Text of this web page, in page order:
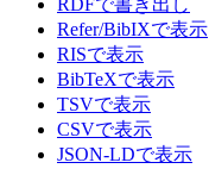
RDFで書き出し
Refer/BibIXで表示
RISで表示
BibTeXで表示
TSVで表示
CSVで表示
JSON-LDで表示